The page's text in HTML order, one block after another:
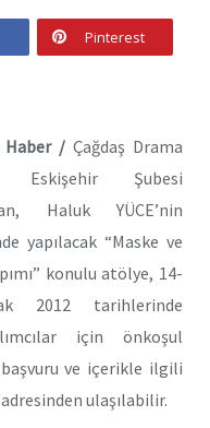
Pinterest
Haber / Çağdaş Drama
Eskişehir Şubesi
Haluk YÜCE’nin
yapılacak “Maske ve
konulu atölye, 14-
2012 tarihlerinde
için önkoşul
başvuru ve içerikle ilgili
ulaşılabilir.